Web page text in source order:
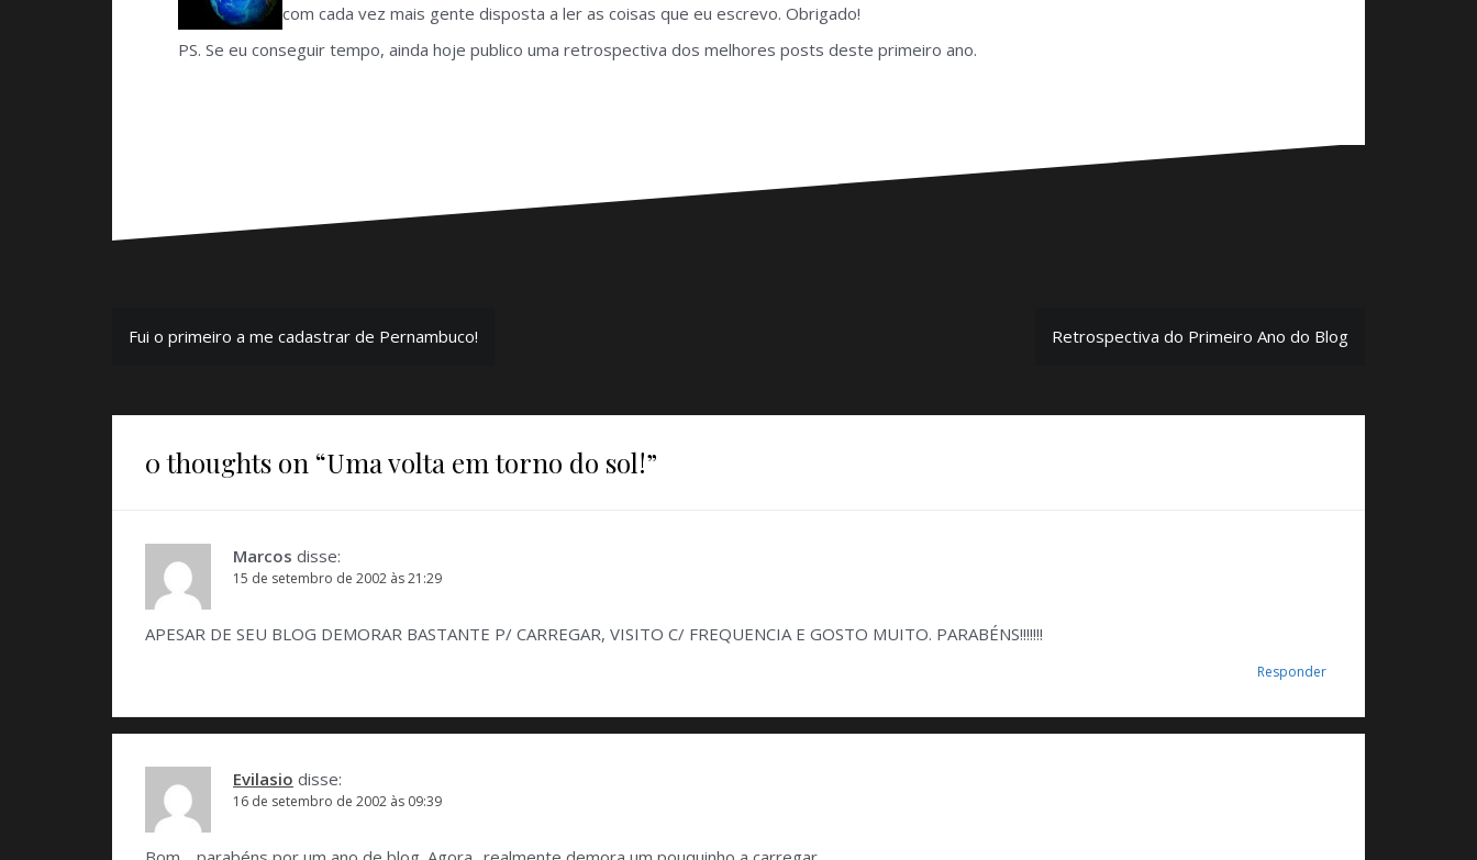
com cada vez mais gente disposta a ler as coisas que eu escrevo. Obrigado!
PS. Se eu conseguir tempo, ainda hoje publico uma retrospectiva dos melhores posts deste primeiro ano.
Navegação
Fui o primeiro a me cadastrar de Pernambuco! Retrospectiva do Primeiro Ano do Blog
0 thoughts on “Uma volta em torno do sol!”
Marcos disse:
15 de setembro de 2002 às 21:29
APESAR DE SEU BLOG DEMORAR BASTANTE P/ CARREGAR, VISITO C/ FREQUENCIA E GOSTO MUITO. PARABÉNS!!!!!!!
Responder
Evilasio disse:
16 de setembro de 2002 às 09:39